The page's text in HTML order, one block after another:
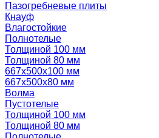
Пазогребневые плиты
Кнауф
Влагостойкие
Полнотелые
Толщиной 100 мм
Толщиной 80 мм
667х500х100 мм
667х500х80 мм
Волма
Пустотелые
Толщиной 100 мм
Толщиной 80 мм